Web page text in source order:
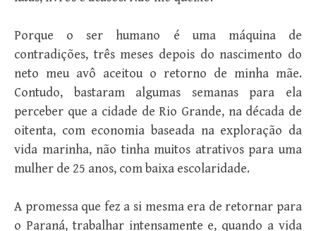
Porque o ser humano é uma máquina de
contradições, três meses depois do nascimento do
neto meu avô aceitou o retorno de minha mãe.
Contudo, bastaram algumas semanas para ela
perceber que a cidade de Rio Grande, na década de
oitenta, com economia baseada na exploração da
vida marinha, não tinha muitos atrativos para uma
mulher de 25 anos, com baixa escolaridade.
A promessa que fez a si mesma era de retornar para
o Paraná, trabalhar intensamente e, quando a vida